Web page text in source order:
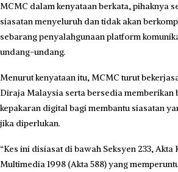
MCMC dalam kenyataan berkata, pihaknya
siasatan menyeluruh dan tidak akan
sebarang penyalahgunaan platform
undang-undang.
Menurut kenyataan itu, MCMC turut
Diraja Malaysia serta bersedia memberikan
kepakaran digital bagi membantu siasatan
jika diperlukan.
“Kes ini disiasat di bawah Seksyen 233, Akta
Multimedia 1998 (Akta 588) yang